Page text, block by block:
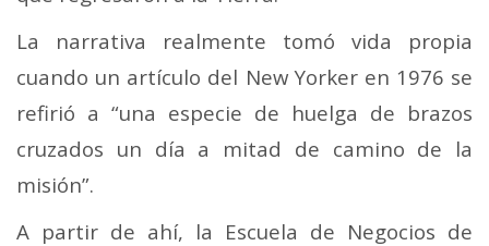
La narrativa realmente tomó vida propia
cuando un artículo del New Yorker en 1976 se
refirió a “una especie de huelga de brazos
cruzados un día a mitad de camino de la
misión”.
A partir de ahí, la Escuela de Negocios de